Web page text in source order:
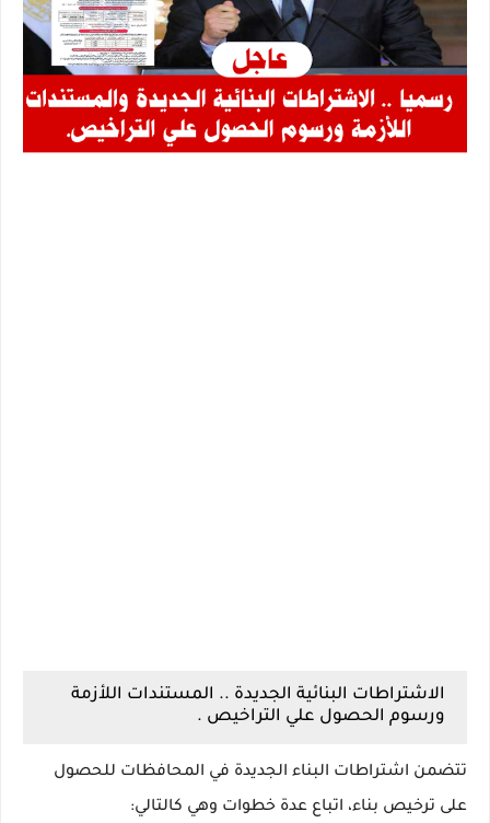
الاشتراطات البنائية الجديدة .. المستندات اللأزمة
ورسوم الحصول علي التراخيص .
تتضمن اشتراطات البناء الجديدة في المحافظات للحصول
على ترخيص بناء، اتباع عدة خطوات وهي كالتالي: